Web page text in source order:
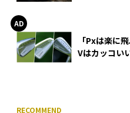
「Pxは楽に
Vはカッコい